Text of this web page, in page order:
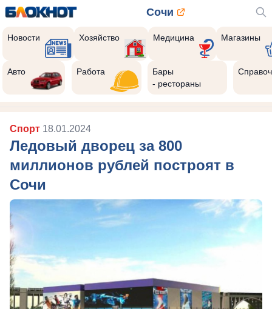
Сочи
Новости Хозяйство Медицина Магазины
Авто Работа
Бары
- рестораны
Спорт 18.01.2024
Ледовый дворец за 800
миллионов рублей построят в
Сочи